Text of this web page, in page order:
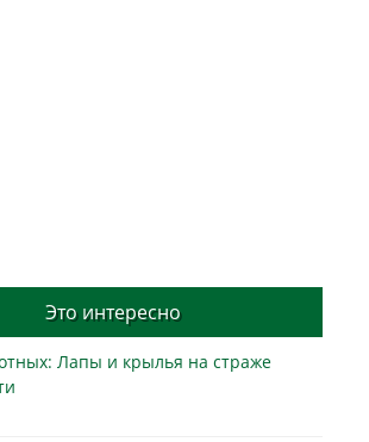
Это интересно
Лапы и крылья на страже